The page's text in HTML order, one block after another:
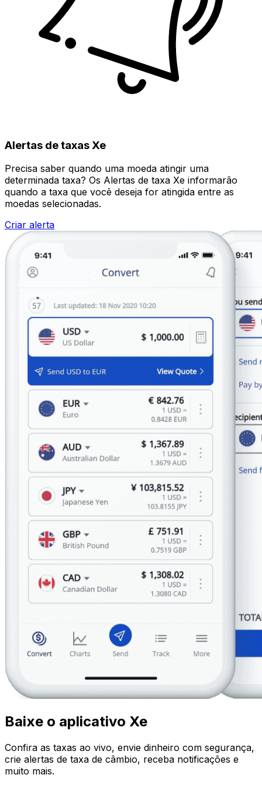
Alertas de taxas Xe
Precisa saber quando uma moeda atingir uma
determinada taxa? Os Alertas de taxa Xe informarão
quando a taxa que você deseja for atingida entre as
moedas selecionadas.
Criar alerta
Baixe o aplicativo Xe
Confira as taxas ao vivo, envie dinheiro com segurança,
crie alertas de taxa de câmbio, receba notificações e
muito mais.